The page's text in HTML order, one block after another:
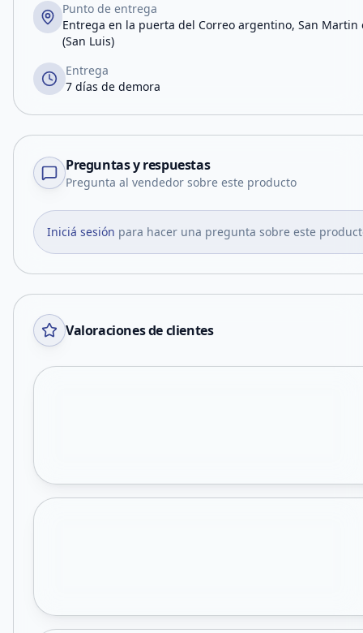
Punto de entrega
Entrega en la puerta del Correo argentino, San Martin
(San Luis)
Entrega
7 días de demora
Preguntas y respuestas
Pregunta al vendedor sobre este producto
Iniciá sesión para hacer una pregunta sobre este
Valoraciones de clientes